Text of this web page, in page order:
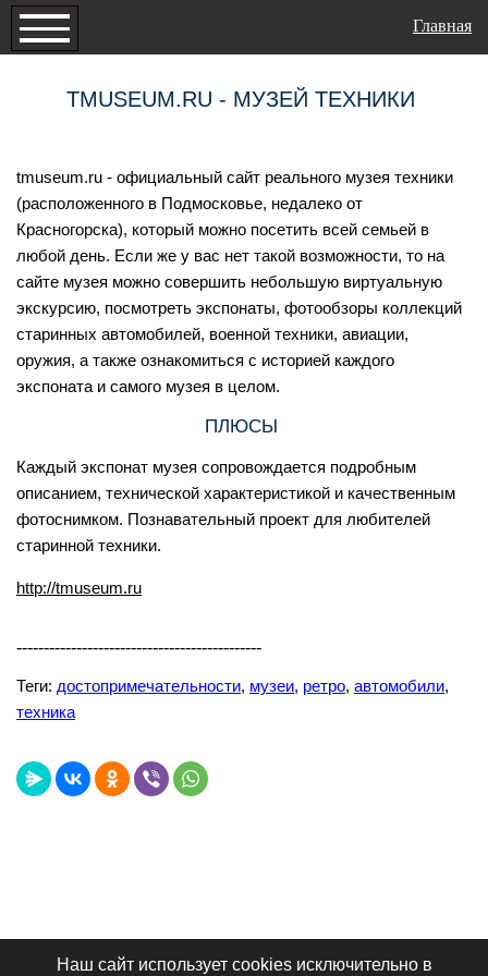
Главная
TMUSEUM.RU - МУЗЕЙ ТЕХНИКИ
tmuseum.ru - официальный сайт реального музея техники
(расположенного в Подмосковье, недалеко от
Красногорска), который можно посетить всей семьей в
любой день. Если же у вас нет такой возможности, то на
сайте музея можно совершить небольшую виртуальную
экскурсию, посмотреть экспонаты, фотообзоры коллекций
старинных автомобилей, военной техники, авиации,
оружия, а также ознакомиться с историей каждого
экспоната и самого музея в целом.
ПЛЮСЫ
Каждый экспонат музея сопровождается подробным
описанием, технической характеристикой и качественным
фотоснимком. Познавательный проект для любителей
старинной техники.
http://tmuseum.ru
---------------------------------------------
Теги: достопримечательности, музеи, ретро, автомобили,
техника
Наш сайт использует cookies исключительно в